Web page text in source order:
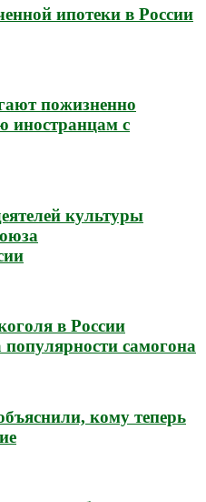
ипотеки в России
пожизненно
иностранцам с
культуры
в России
популярности самогона
кому теперь